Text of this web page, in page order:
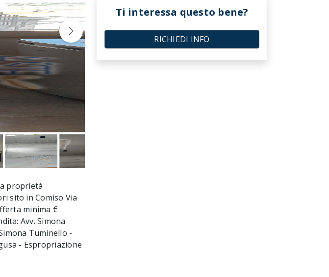
proprietà
sito in Comiso Via
minima €
Avv. Simona
Tuminello -
- Espropriazione
Ti interessa questo bene?
RICHIEDI INFO